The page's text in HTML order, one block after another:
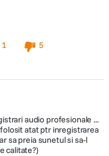
1
5
audio profesionale ...
atat ptr inregistrarea
sa preia sunetul si sa-l
calitate?)